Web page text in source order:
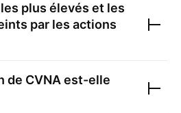
plus élevés et les
par les actions
de CVNA est-elle